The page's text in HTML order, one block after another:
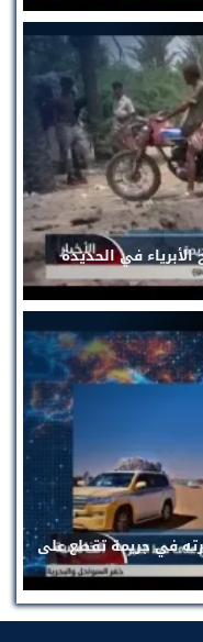
في الحديدة
في جريمة تقطع على